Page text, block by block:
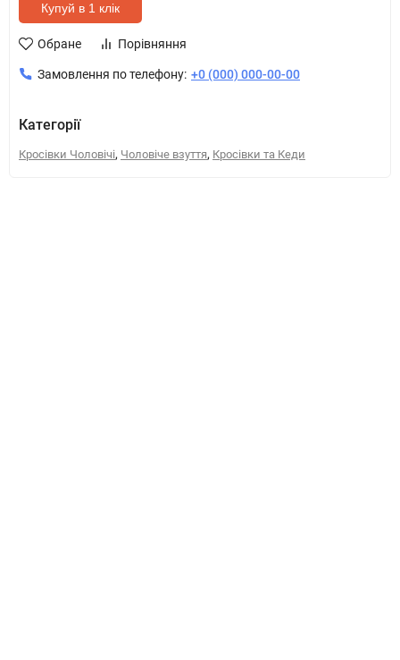
Купуй в 1 клік
Обране Порівняння
Замовлення по телефону: +0 (000) 000-00-00
Категорії
Кросівки Чоловічі, Чоловіче взуття, Кросівки та Кеди